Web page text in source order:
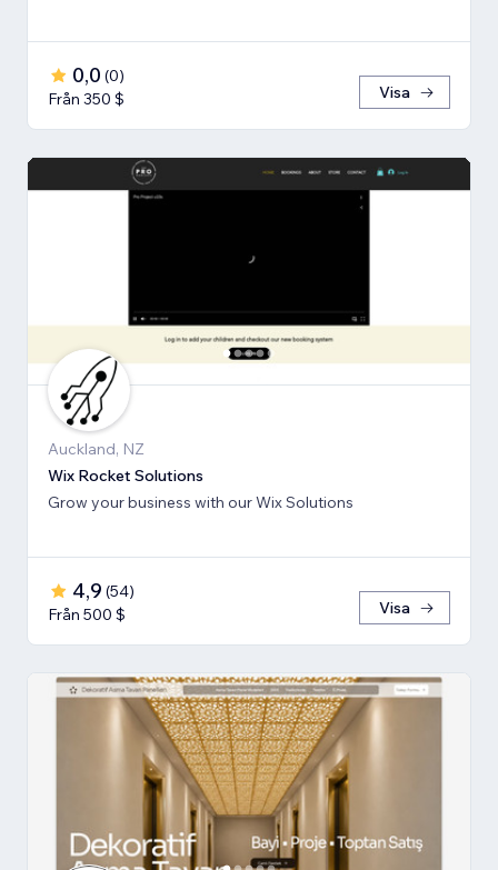
0,0 (0)
Från 350 $
Visa
Auckland, NZ
Wix Rocket Solutions
Grow your business with our Wix Solutions
4,9 (54)
Från 500 $
Visa